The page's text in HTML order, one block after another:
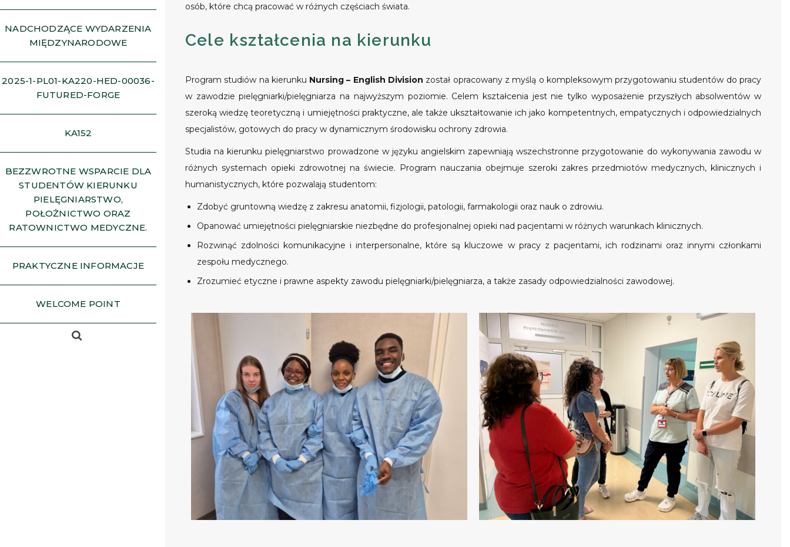
NADCHODZĄCE WYDARZENIA
MIĘDZYNARODOWE
2025-1-PL01-KA220-HED-00036-
FUTURED-FORGE
KA152
BEZZWROTNE WSPARCIE DLA
STUDENTÓW KIERUNKU
PIELĘGNIARSTWO,
POŁOŻNICTWO ORAZ
RATOWNICTWO MEDYCZNE.
PRAKTYCZNE INFORMACJE
WELCOME POINT
osób, które chcą pracować w różnych częściach świata.
Cele kształcenia na kierunku
Program studiów na kierunku Nursing – English Division został opracowany z myślą o kompleksowym przygotowaniu studentów do pracy
w zawodzie pielęgniarki/pielęgniarza na najwyższym poziomie. Celem kształcenia jest nie tylko wyposażenie przyszłych absolwentów w
szeroką wiedzę teoretyczną i umiejętności praktyczne, ale także ukształtowanie ich jako kompetentnych, empatycznych i odpowiedzialnych
specjalistów, gotowych do pracy w dynamicznym środowisku ochrony zdrowia.
Studia na kierunku pielęgniarstwo prowadzone w języku angielskim zapewniają wszechstronne przygotowanie do wykonywania zawodu w
różnych systemach opieki zdrowotnej na świecie. Program nauczania obejmuje szeroki zakres przedmiotów medycznych, klinicznych i
humanistycznych, które pozwalają studentom:
Zdobyć gruntowną wiedzę z zakresu anatomii, fizjologii, patologii, farmakologii oraz nauk o zdrowiu.
Opanować umiejętności pielęgniarskie niezbędne do profesjonalnej opieki nad pacjentami w różnych warunkach klinicznych.
Rozwinąć zdolności komunikacyjne i interpersonalne, które są kluczowe w pracy z pacjentami, ich rodzinami oraz innymi członkami
zespołu medycznego.
Zrozumieć etyczne i prawne aspekty zawodu pielęgniarki/pielęgniarza, a także zasady odpowiedzialności zawodowej.